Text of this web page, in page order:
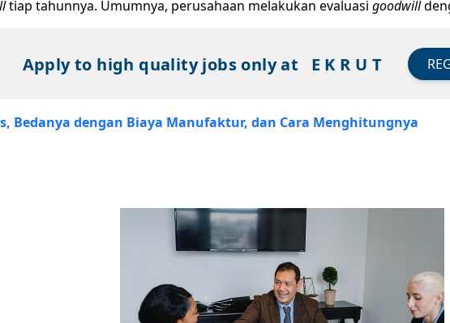
tiap tahunnya. Umumnya, perusahaan melakukan evaluasi goodwill
Apply to high quality jobs only at E K R U T
Bedanya dengan Biaya Manufaktur, dan Cara Menghitungnya